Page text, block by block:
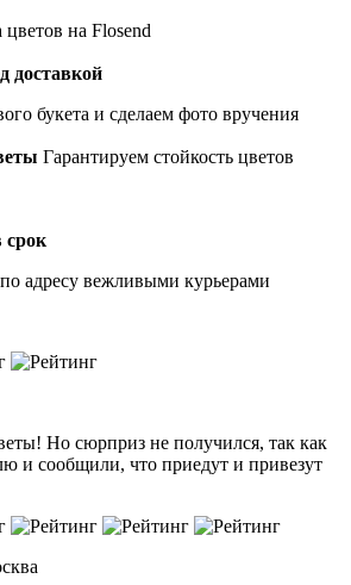
на Flosend
доставкой
букета и сделаем фото вручения
Гарантируем стойкость цветов
срок
по адресу вежливыми курьерами
Но сюрприз не получился, так как
и сообщили, что приедут и привезут